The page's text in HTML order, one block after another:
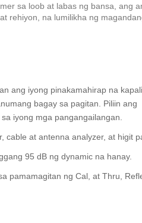
sa loob at labas ng bansa, ang
rehiyon, na lumilikha ng
ang iyong pinakamahirap na
bagay sa pagitan. Piliin ang
iyong mga pangangailangan.
at antenna analyzer, at higit
95 dB ng dynamic na hanay.
pamamagitan ng Cal, at Thru,